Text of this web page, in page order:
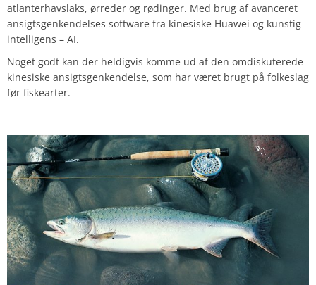
atlanterhavslaks, ørreder og rødinger. Med brug af avanceret
ansigtsgenkendelses software fra kinesiske Huawei og kunstig
intelligens – AI.
Noget godt kan der heldigvis komme ud af den omdiskuterede
kinesiske ansigtsgenkendelse, som har været brugt på folkeslag
før fiskearter.